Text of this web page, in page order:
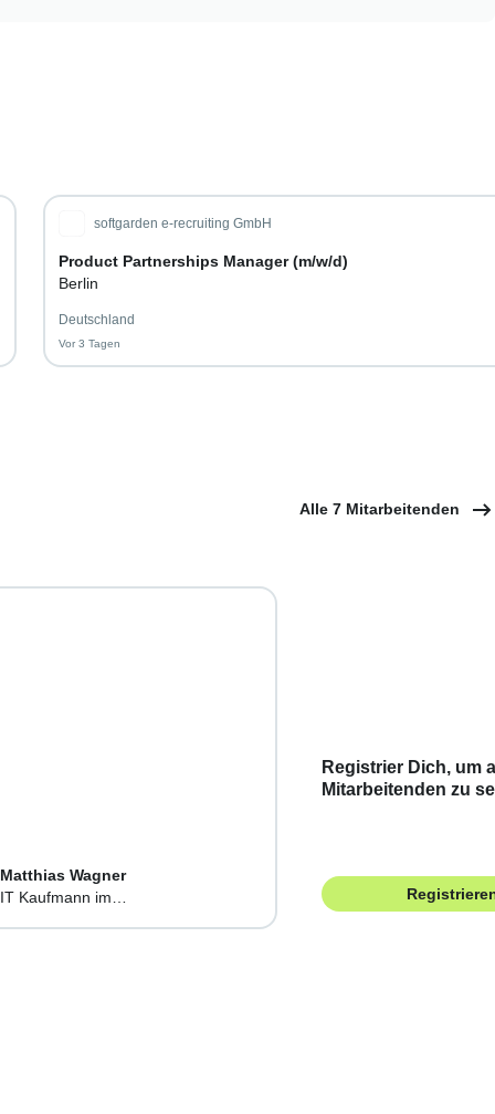
softgarden e-recruiting GmbH
Product Partnerships Manager (m/w/d)
Berlin
Deutschland
Vor 3 Tagen
Vor 3 Tagen veröffentlicht
Alle 7 Mitarbeitenden
Matthias Wagner
IT Kaufmann im
Registrier Dich, um
Mitarbeitenden zu